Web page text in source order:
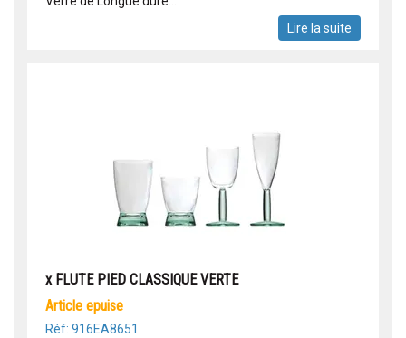
Lire la suite
x FLUTE PIED CLASSIQUE VERTE
article epuise
Réf: 916EA8651